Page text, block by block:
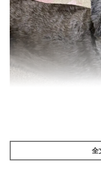
いぬのきもち投稿写真ギャラリー
全